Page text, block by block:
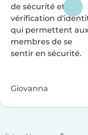
de sécurité et de
vérification
qui permettent
membres de se
sentir en sécurité.
Giovanna